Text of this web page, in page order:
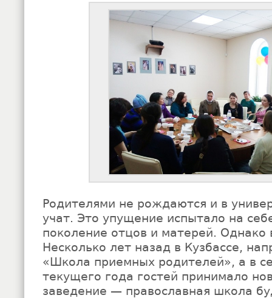
Родителями не рождаются и в
учат. Это упущение испытало на
поколение отцов и матерей. Однако
Несколько лет назад в Кузбассе,
«Школа приемных родителей», а в
текущего года гостей принимало
заведение — православная школа